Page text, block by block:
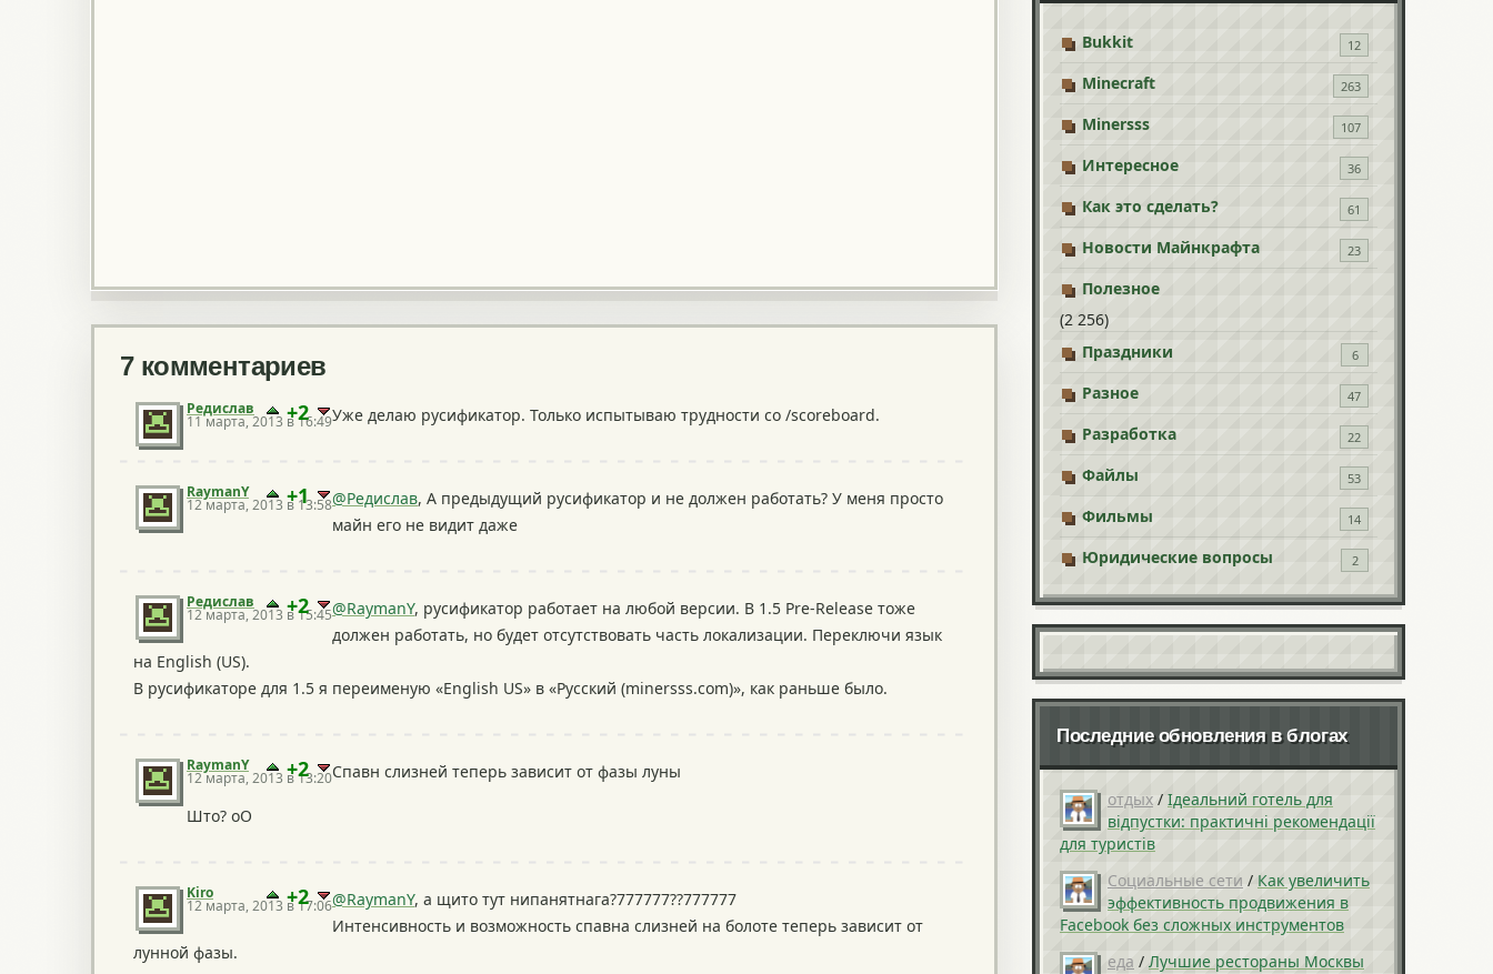
7 комментариев
Редислав
11 марта, 2013 в 16:49
+2 Уже делаю русификатор. Только испытываю трудности со /scoreboard.
RaymanY
12 марта, 2013 в 13:58
+1 @Редислав, А предыдущий русификатор и не должен работать? У меня просто
майн его не видит даже
Редислав
12 марта, 2013 в 15:45
+2 @RaymanY, русификатор работает на любой версии. В 1.5 Pre-Release тоже
должен работать, но будет отсутствовать часть локализации. Переключи язык
на English (US).
В русификаторе для 1.5 я переименую «English US» в «Русский (minersss.com)», как раньше было.
RaymanY
12 марта, 2013 в 13:20
+2 Спавн слизней теперь зависит от фазы луны
Што? оО
Kiro
12 марта, 2013 в 17:06
+2 @RaymanY, а щито тут нипанятнага?777777??777777
Интенсивность и возможность спавна слизней на болоте теперь зависит от
лунной фазы.
Bukkit 12
Minecraft 263
Minersss 107
Интересное 36
Как это сделать? 61
Новости Майнкрафта 23
Полезное
(2 256)
Праздники
6
Разное 47
Разработка 22
Файлы 53
Фильмы 14
Юридические вопросы 2
Последние обновления в блогах
отдых / Ідеальний готель для
відпустки: практичні рекомендації
для туристів
Социальные сети / Как увеличить
эффективность продвижения в
Facebook без сложных инструментов
еда / Лучшие рестораны Москвы